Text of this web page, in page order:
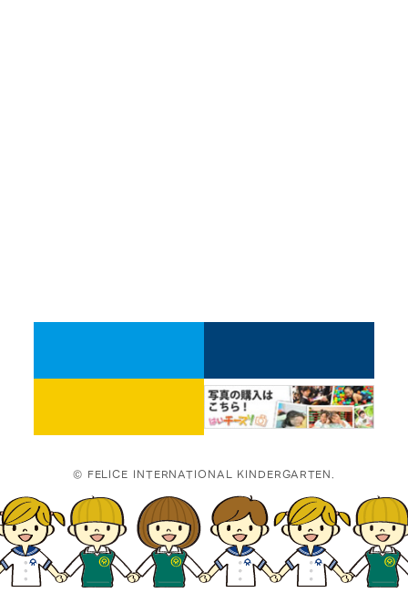
© FELICE INTERNATIONAL KINDERGARTEN.